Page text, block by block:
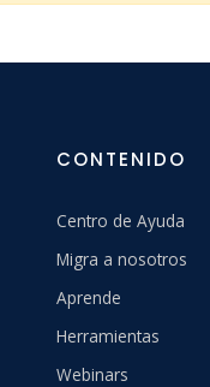
CONTENIDO
Centro de Ayuda
Migra a nosotros
Aprende
Herramientas
Webinars